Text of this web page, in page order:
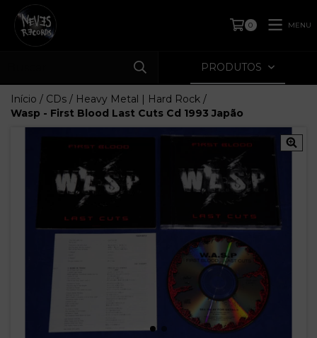
0 MENU
PRODUTOS
Início / CDs / Heavy Metal | Hard Rock /
Wasp - First Blood Last Cuts Cd 1993 Japão